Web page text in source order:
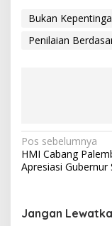
Bukan
Penilaian
N
a
i
Pos sebelumnya
HMI Cabang
Apresiasi Gubernur
Jangan